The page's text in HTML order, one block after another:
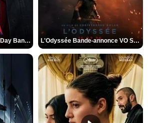
Spider-Man: Brand New Day Bande-annonce VO STFR L'Odyssée Bande-annonce VO STFR